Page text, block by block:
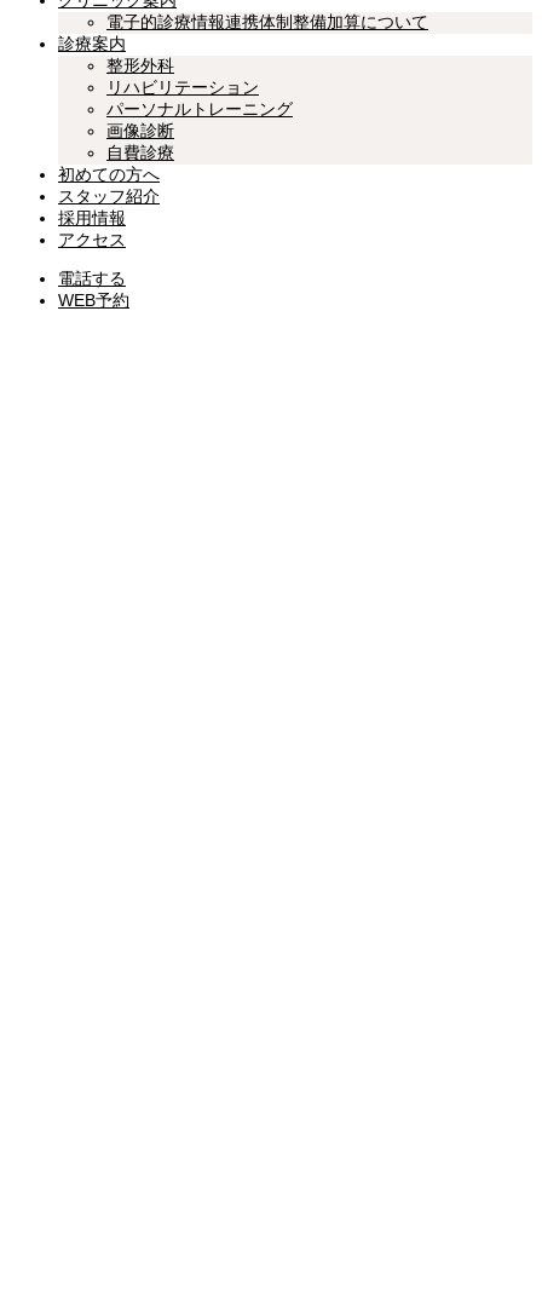
電子的診療情報連携体制整備加算について
診療案内
整形外科
リハビリテーション
パーソナルトレーニング
画像診断
自費診療
初めての方へ
スタッフ紹介
採用情報
アクセス
電話する
WEB予約